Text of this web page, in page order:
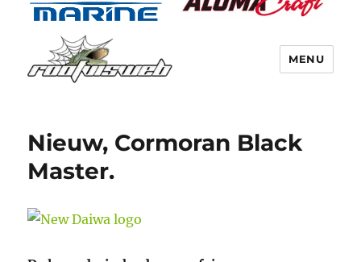
MENU
Nieuw, Cormoran Black
Master.